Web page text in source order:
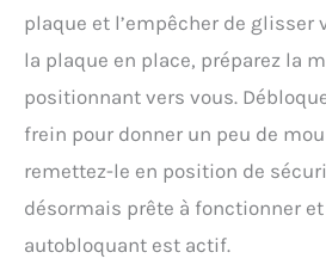
plaque et l’empêcher de glisser
la plaque en place, préparez la
positionnant vers vous.
frein pour donner un peu de
remettez-le en position de
désormais prête à fonctionner
autobloquant est actif.